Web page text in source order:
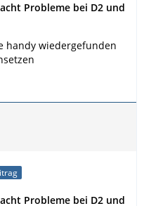
Probleme bei D2 und
handy wiedergefunden
Probleme bei D2 und